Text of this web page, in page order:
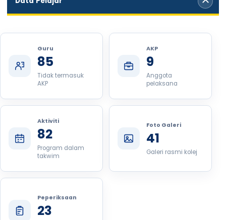
Data Semasa KiSTARP
Guru
85
Tidak termasuk
AKP
AKP
9
Anggota
pelaksana
Aktiviti
82
Program dalam
takwim
Foto Galeri
41
Galeri rasmi kolej
Peperiksaan
23